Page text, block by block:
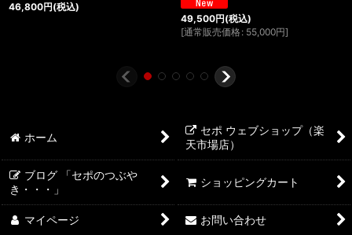
46,800円(税込)
49,500円(税込)
[通常販売価格 : 55,000円]
ホーム
セポ ウェブショップ（楽
天市場店）
ブログ 「セポのつぶや
き・・・」
ショッピングカート
マイページ お問い合わせ